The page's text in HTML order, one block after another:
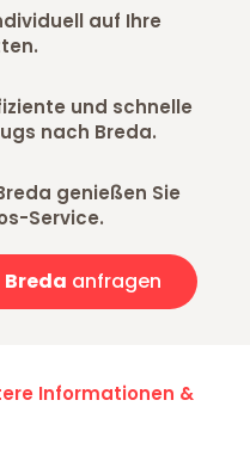
auf Ihre
und schnelle
nach Breda.
genießen Sie
Service.
anfragen
Informationen &